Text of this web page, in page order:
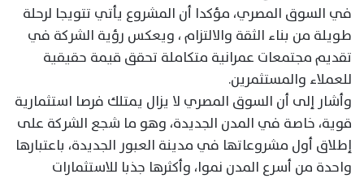
في السوق المصري، مؤكدا أن المشروع يأتي تتويجا لرحلة
طويلة من بناء الثقة والالتزام ، ويعكس رؤية الشركة في
تقديم مجتمعات عمرانية متكاملة تحقق قيمة حقيقية
للعملاء والمستثمرين.
وأشار إلى أن السوق المصري لا يزال يمتلك فرصا استثمارية
قوية، خاصة في المدن الجديدة، وهو ما شجع الشركة على
إطلاق أول مشروعاتها في مدينة العبور الجديدة، باعتبارها
واحدة من أسرع المدن نموا، وأكثرها جذبا للاستثمارات